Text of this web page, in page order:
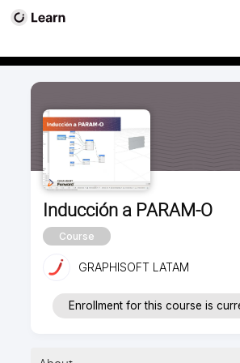
Inducción a PARAM-O
Course
GRAPHISOFT LATAM
Enrollment for this course is